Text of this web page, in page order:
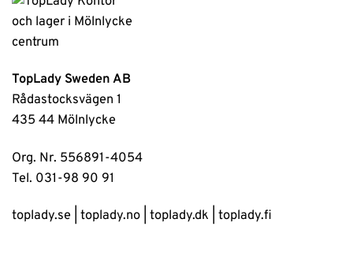
TopLady Sweden AB
Rådastocksvägen 1
435 44 Mölnlycke
Org. Nr. 556891-4054
Tel. 031-98 90 91
toplady.se toplady.no toplady.dk toplady.fi